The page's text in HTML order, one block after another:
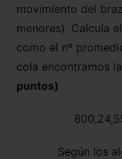
movimiento del
menores). Calcula
como el nº
cola encontramos
puntos)
Según los